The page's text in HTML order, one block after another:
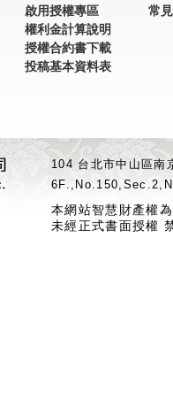
啟用授權專區
權利金計算說明
授權合約書下載
投稿基本資料表
常
104 台北市中山區
本網站智慧財產權
未經正式書面授權